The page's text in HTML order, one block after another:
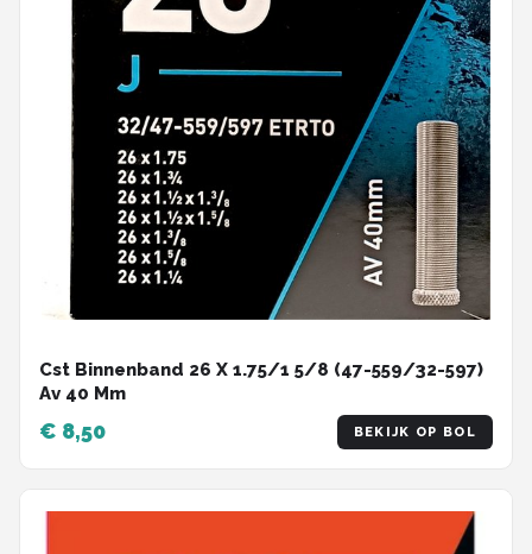
Voltano
Shimano
Cortina
Alle merken →
Cst Binnenband 26 X 1.75/1 5/8 (47-559/32-597)
Av 40 Mm
€ 8,50 BEKIJK OP BOL